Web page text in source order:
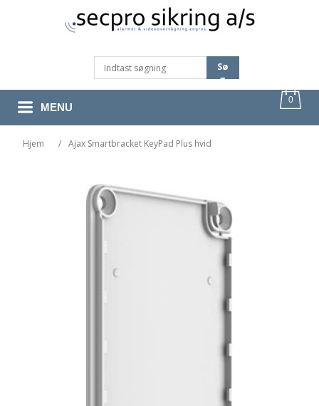
Sø
G
0
MENU
Hjem / Ajax Smartbracket KeyPad Plus hvid